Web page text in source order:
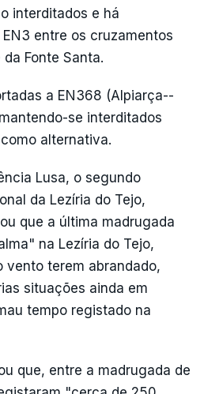
interditados e há
entre os cruzamentos
Fonte Santa.
a EN368 (Alpiarça--
se interditados
alternativa.
Lusa, o segundo
da Lezíria do Tejo,
que a última madrugada
na Lezíria do Tejo,
vento terem abrandado,
situações ainda em
tempo registado na
que, entre a madrugada de